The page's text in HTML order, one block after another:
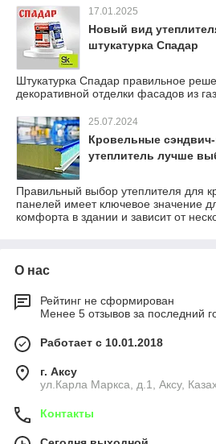
17.01.2025
Новый вид
штукатурка Спадар
Штукатурка Спадар правильное
декоративной отделки фасадов из
25.07.2024
Кровельные
утеплитель лучше
Правильный выбор утеплителя для
панелей имеет ключевое значение
комфорта в здании и зависит от
О нас
Рейтинг не сформирован
Менее 5 отзывов за последний
Работает с 10.01.2018
г. Аксу
ул.Карла Маркса, д.1, Аксу,
Контакты